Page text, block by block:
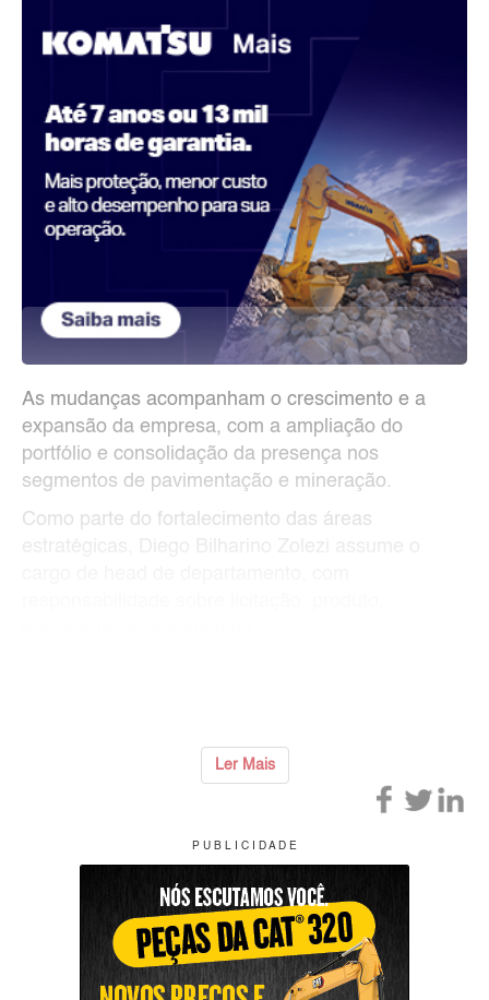
As mudanças acompanham o crescimento e a
expansão da empresa, com a ampliação do
portfólio e consolidação da presença nos
segmentos de pavimentação e mineração.
Como parte do fortalecimento das áreas
Ler Mais
P U B L I C I D A D E